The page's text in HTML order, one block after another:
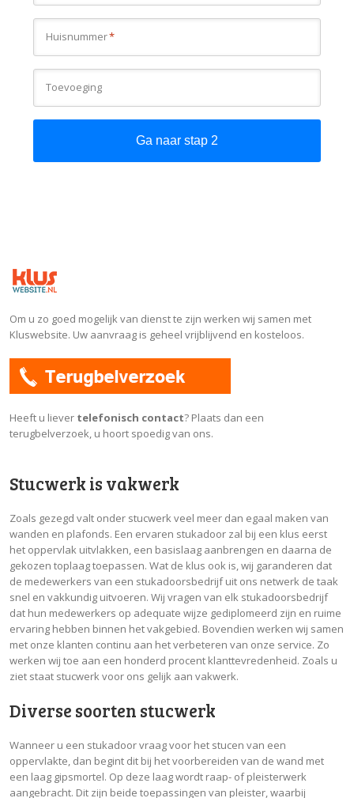
Huisnummer*
Toevoeging
Ga naar stap 2
Om u zo goed mogelijk van dienst te zijn werken wij samen met
Kluswebsite. Uw aanvraag is geheel vrijblijvend en kosteloos.
Heeft u liever telefonisch contact? Plaats dan een
terugbelverzoek, u hoort spoedig van ons.
Stucwerk is vakwerk
Zoals gezegd valt onder stucwerk veel meer dan egaal maken van
wanden en plafonds. Een ervaren stukadoor zal bij een klus eerst
het oppervlak uitvlakken, een basislaag aanbrengen en daarna de
gekozen toplaag toepassen. Wat de klus ook is, wij garanderen dat
de medewerkers van een stukadoorsbedrijf uit ons netwerk de taak
snel en vakkundig uitvoeren. Wij vragen van elk stukadoorsbedrijf
dat hun medewerkers op adequate wijze gediplomeerd zijn en ruime
ervaring hebben binnen het vakgebied. Bovendien werken wij samen
met onze klanten continu aan het verbeteren van onze service. Zo
werken wij toe aan een honderd procent klanttevredenheid. Zoals u
ziet staat stucwerk voor ons gelijk aan vakwerk.
Diverse soorten stucwerk
Wanneer u een stukadoor vraag voor het stucen van een
oppervlakte, dan begint dit bij het voorbereiden van de wand met
een laag gipsmortel. Op deze laag wordt raap- of pleisterwerk
aangebracht. Dit zijn beide toepassingen van pleister, waarbij